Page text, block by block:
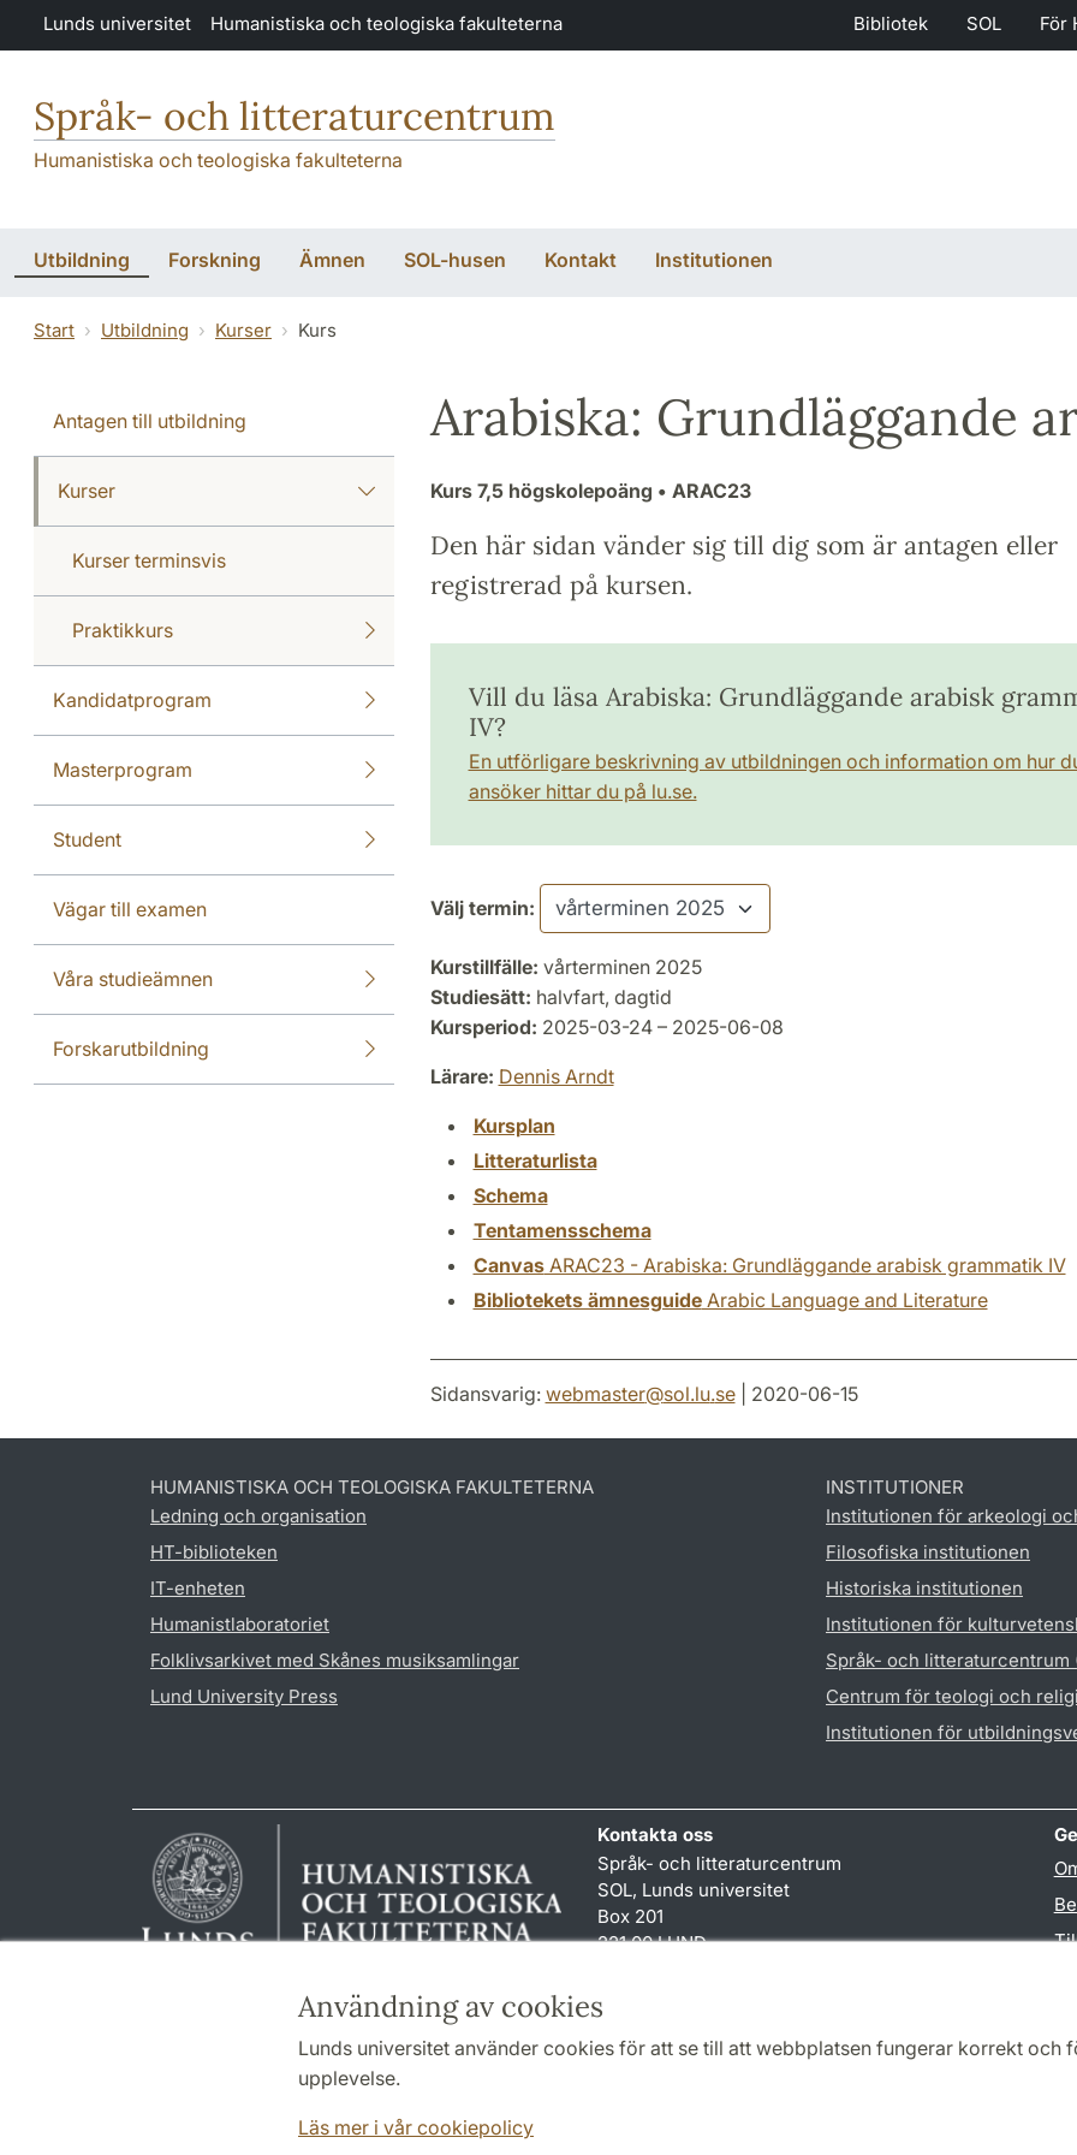
Hoppa till huvudinnehåll
Användning av cookies
Lunds universitet använder cookies för att se till att webbplatsen fungerar korrekt och
upplevelse.
Läs mer i vår cookiepolicy
Lunds universitet Humanistiska och teologiska fakulteterna Bibliotek SOL För
Språk- och litteraturcentrum
Humanistiska och teologiska fakulteterna
Utbildning Forskning Ämnen SOL-husen Kontakt Institutionen
Start Utbildning Kurser Kurs
Antagen till utbildning
Kurser
Kurser terminsvis
Praktikkurs
Kandidatprogram
Masterprogram
Student
Vägar till examen
Våra studieämnen
Forskarutbildning
Arabiska: Grundläggande
Kurs 7,5 högskolepoäng • ARAC23
Den här sidan vänder sig till dig som är antagen eller
registrerad på kursen.
Vill du läsa Arabiska: Grundläggande arabisk
IV?
En utförligare beskrivning av utbildningen och information om hur
ansöker hittar du på lu.se.
Välj termin:
Kurstillfälle: vårterminen 2025
Studiesätt: halvfart, dagtid
Kursperiod: 2025-03-24 – 2025-06-08
Lärare: Dennis Arndt
Kursplan
Litteraturlista
Schema
Tentamensschema
CanvasARAC23 - Arabiska: Grundläggande arabisk grammatik IV
Bibliotekets ämnesguideArabic Language and Literature
Sidansvarig: webmaster@sol.lu.se| 2020-06-15
HUMANISTISKA OCH TEOLOGISKA FAKULTETERNA
Ledning och organisation
HT-biblioteken
IT-enheten
Humanistlaboratoriet
Folklivsarkivet med Skånes musiksamlingar
Lund University Press
INSTITUTIONER
Institutionen för arkeologi
Filosofiska institutionen
Historiska institutionen
Institutionen för
Språk- och litteraturcentrum
Centrum för teologi och
Institutionen för
Kontakta oss
Språk- och litteraturcentrum
SOL, Lunds universitet
Box 201
221 00 LUND
reception